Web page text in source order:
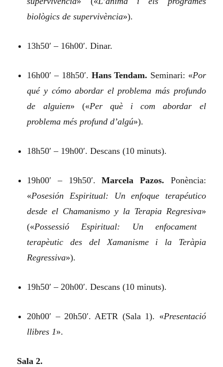
biològics de supervivència»).
13h50′ – 16h00′. Dinar.
16h00′ – 18h50′. Hans Tendam. Seminari: «Por
qué y cómo abordar el problema más profundo
de alguien» («Per què i com abordar el
problema més profund d’algú»).
18h50′ – 19h00′. Descans (10 minuts).
19h00′ – 19h50′.Marcela Pazos. Ponència:
«Posesión Espiritual: Un enfoque terapéutico
desde el Chamanismo y la Terapia Regresiva»
(«Possessió Espiritual: Un enfocament
terapèutic des del Xamanisme i la Teràpia
Regressiva»).
19h50′ – 20h00′. Descans (10 minuts).
20h00′ – 20h50′. AETR (Sala 1). «Presentació
llibres 1».
Sala 2.